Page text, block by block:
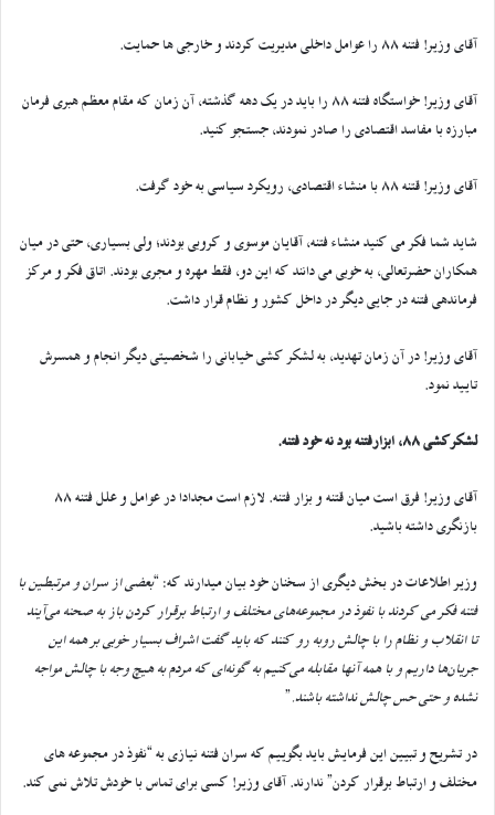
آقای وزیر! فتنه 88 را عوامل داخلی مدیریت کردند و خارجی ها حمایت.
آقای وزیر! خواستگاه فتنه 88 را باید در یک دهه گذشته، آن زمان که مقام معظم هبری فرمان
مبارزه با مفاسد اقتصادی را صادر نمودند، جستجو کنید.
آقای وزیر! قتنه 88 با منشاء اقتصادی، رویکرد سیاسی به خود گرفت.
شاید شما فکر می کنید منشاء فتنه، آقایان موسوی و کروبی بودند؛ ولی بسیاری، حتی در میان
همکاران حضرتعالی، به خوبی می دانند که این دو، فقط مهره و مجری بودند. اتاق فکر و مرکز
فرماندهی فتنه در جایی دیگر در داخل کشور و نظام قرار داشت.
آقای وزیر! در آن زمان تهدید، به لشکر کشی خیابانی را شخصیتی دیگر انجام و همسرش
تایید نمود.
لشکرکشی 88، ابزارفتنه بود نه خود فتنه.
آقای وزیر! فرق است میان قتنه و بزار فتنه. لازم است مجدادا در عوامل و علل فتنه 88
بازنگری داشته باشید.
وزیر اطلاعات در بخش دیگری از سخنان خود بیان میدارند که: “بعضی از سران و مرتبطین با
فتنه فکر می کردند با نفوذ در مجموعه‌های مختلف و ارتباط برقرار کردن باز به صحنه می‌آیند
تا انقلاب و نظام را با چالش روبه رو ‌کنند که باید گفت اشراف بسیار خوبی بر همه این
جریان‌ها داریم و با همه آنها مقابله می‌کنیم به گونه‌ای که مردم به هیچ وجه با چالش‌ مواجه
نشده و حتی حس چالش نداشته باشند.
در تشریح و تبیین این فرمایش باید بگوییم که سران فتنه نیازی به “نفوذ در مجموعه های
مختلف و ارتباط برقرار کردن” ندارند. آقای وزیر! کسی برای تماس با خودش تلاش نمی کند.